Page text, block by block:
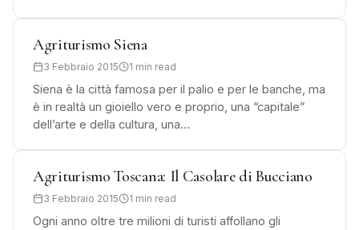
Agriturismo Siena
3 Febbraio 2015 1 min read
Siena è la città famosa per il palio e per le banche, ma
è in realtà un gioiello vero e proprio, una “capitale”
dell’arte e della cultura, una…
Agriturismo Toscana: Il Casolare di Bucciano
3 Febbraio 2015 1 min read
Ogni anno oltre tre milioni di turisti affollano gli